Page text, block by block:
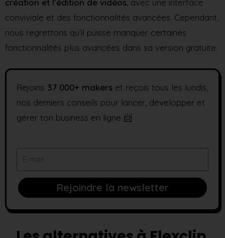
création et l’édition de vidéos, avec une interface
conviviale et des fonctionnalités avancées. Cependant,
nous regrettons qu’il puisse manquer certaines
fonctionnalités plus avancées dans sa version gratuite.
Rejoins 37 000+ makers et reçois tous les lundis,
nos derniers conseils pour lancer, développer et
gérer ton business en ligne 📨
E-
mail
Rejoindre la newsletter